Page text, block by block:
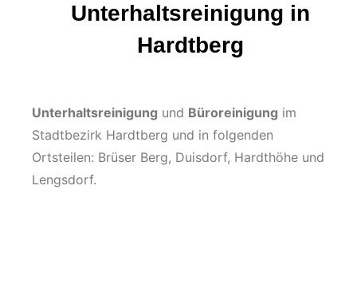
Unterhaltsreinigung in
Hardtberg
Unterhaltsreinigung und Büroreinigung im
Stadtbezirk Hardtberg und in folgenden
Ortsteilen: Brüser Berg, Duisdorf, Hardthöhe und
Lengsdorf.